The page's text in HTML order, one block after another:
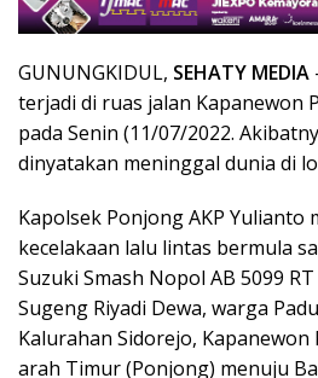
GUNUNGKIDUL, SEHATY MEDIA
terjadi di ruas jalan Kapanewon
pada Senin (11/07/2022.
dinyatakan meninggal dunia di
Kapolsek Ponjong AKP Yulianto
kecelakaan lalu lintas bermula
Suzuki Smash Nopol AB 5099
Sugeng Riyadi Dewa, warga
Kalurahan Sidorejo,
arah Timur (Ponjong) menuju